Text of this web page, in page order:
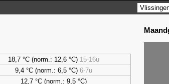
18,7 °C (norm.: 12,6 °C) 15-16u
9,4°C (norm.: 6,5 °C) 6-7u
12,7 °C (norm.: 9,5 °C)